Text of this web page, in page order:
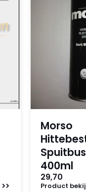
Morso
400ml
29,70
Product